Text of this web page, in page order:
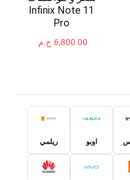
Infinix Note 11
Pro
ج.م 6,800.00
اوبو ريلمي